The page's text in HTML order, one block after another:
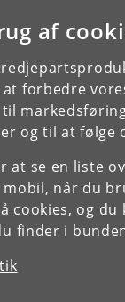
af
forbedre
og til at følge
at se en liste
når du
cookies, og
finder i